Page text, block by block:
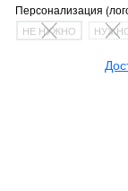
Персонализация
НЕ НУЖНО